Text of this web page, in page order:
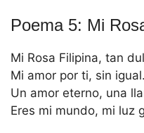
Poema 5: Mi
Mi Rosa Filipina, tan
Mi amor por ti, sin igual.
Un amor eterno, una
Eres mi mundo, mi luz